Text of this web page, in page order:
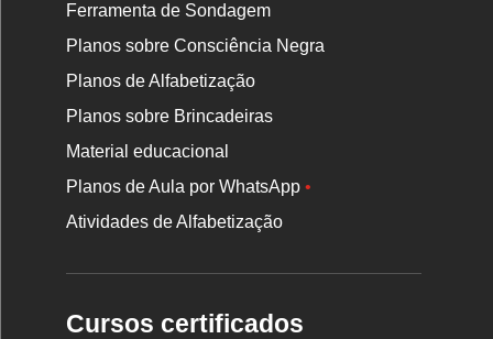
Ferramenta de Sondagem
Planos sobre Consciência Negra
Planos de Alfabetização
Planos sobre Brincadeiras
Material educacional
Planos de Aula por WhatsApp•
Atividades de Alfabetização
Cursos certificados